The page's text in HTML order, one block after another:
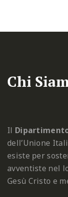
Chi
Il
dell’Unione
esiste per
avventiste nel
Gesù Cristo e